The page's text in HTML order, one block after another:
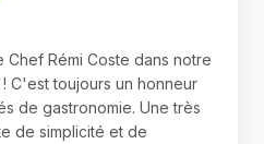
Rémi Coste dans notre
C'est toujours un honneur
de gastronomie. Une très
de simplicité et de